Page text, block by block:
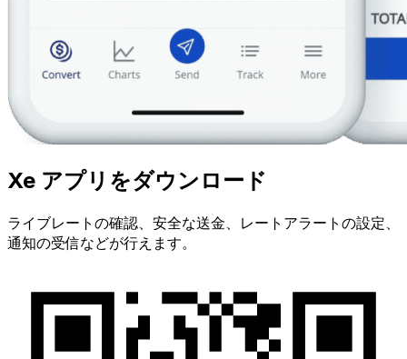
Xe アプリをダウンロード
ライブレートの確認、安全な送金、レートアラートの設定、
通知の受信などが行えます。